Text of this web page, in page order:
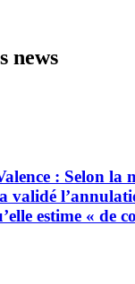
news
: Selon la
validé
estime « de